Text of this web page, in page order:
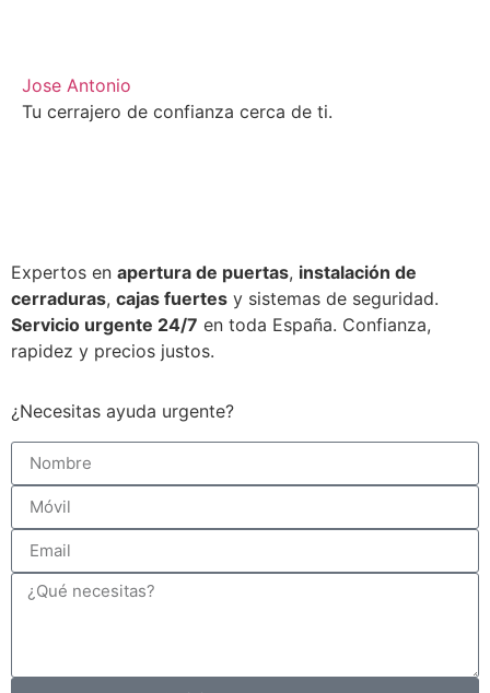
Jose Antonio
Tu cerrajero de confianza cerca de ti.
Expertos en apertura de puertas, instalación de
cerraduras, cajas fuertes y sistemas de seguridad.
Servicio urgente 24/7 en toda España. Confianza,
rapidez y precios justos.
¿Necesitas ayuda urgente?